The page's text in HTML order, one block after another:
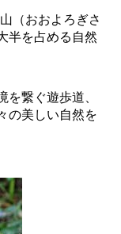
（おおよろぎさ
半を占める自然
繋ぐ遊歩道、
の美しい自然を